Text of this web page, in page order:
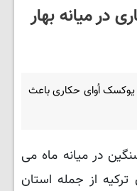
در میانه بهار
اُوای حکاری باعث
در میانه ماه می
از جمله استان